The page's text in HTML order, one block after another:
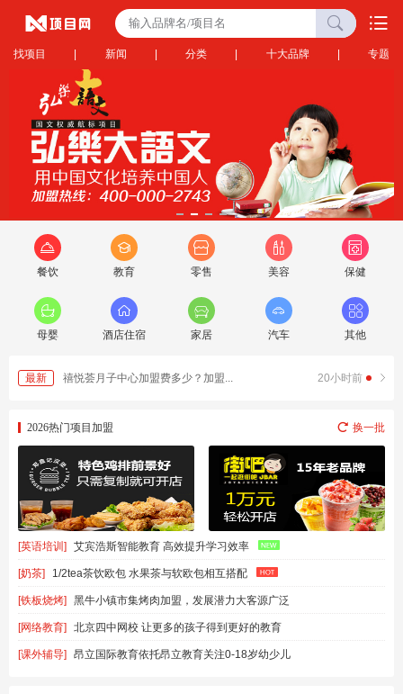
找项目 新闻 分类 十大品牌 专题
餐饮 教育 零售 美容 保健
母婴 酒店住宿 家居 汽车 其他
最新
时前 禧悦荟月子中心加盟费多少？加盟... 20小时前
2026热门项目加盟 换一批
[英语培训] 艾宾浩斯智能教育 高效提升学习效率
[奶茶] 1/2tea茶饮欧包 水果茶与软欧包相互搭配
[铁板烧烤] 黑牛小镇市集烤肉加盟，发展潜力大客源广泛
[网络教育] 北京四中网校 让更多的孩子得到更好的教育
[课外辅导] 昂立国际教育依托昂立教育关注0-18岁幼少儿